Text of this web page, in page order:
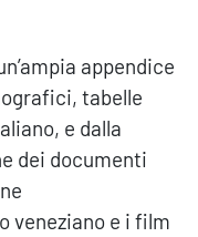
appendice
tabelle
e dalla
dei documenti
veneziano e i film